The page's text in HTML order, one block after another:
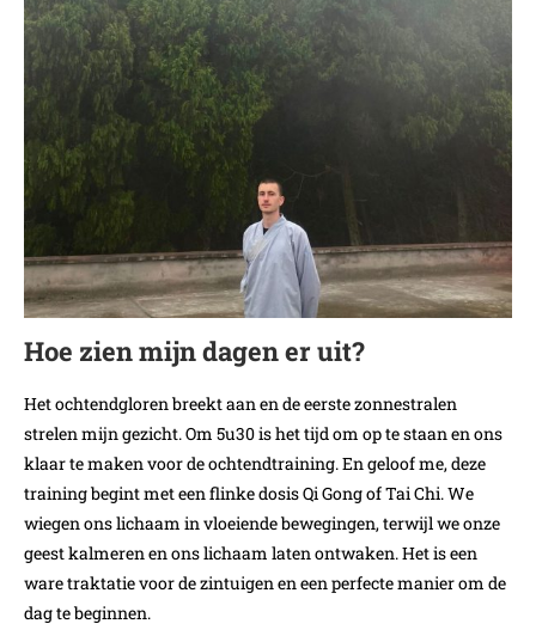
Hoe zien mijn dagen er uit?
Het ochtendgloren breekt aan en de eerste zonnestralen
strelen mijn gezicht. Om 5u30 is het tijd om op te staan en ons
klaar te maken voor de ochtendtraining. En geloof me, deze
training begint met een flinke dosis Qi Gong of Tai Chi. We
wiegen ons lichaam in vloeiende bewegingen, terwijl we onze
geest kalmeren en ons lichaam laten ontwaken. Het is een
ware traktatie voor de zintuigen en een perfecte manier om de
dag te beginnen.